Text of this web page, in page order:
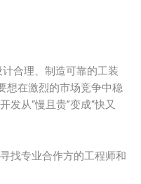
合理、制造可靠的工装
想在激烈的市场竞争中稳
发从“慢且贵”变成“快又
找专业合作方的工程师和